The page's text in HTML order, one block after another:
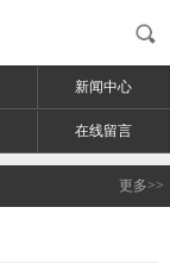
新闻中心
在线留言
更多>>